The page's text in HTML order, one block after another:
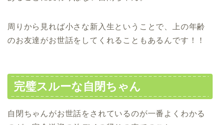
周りから見れば小さな新入生ということで、上の年齢
のお友達がお世話をしてくれることもあるんです！！
完璧スルーな自閉ちゃん
自閉ちゃんがお世話をされているのが一番よくわかる